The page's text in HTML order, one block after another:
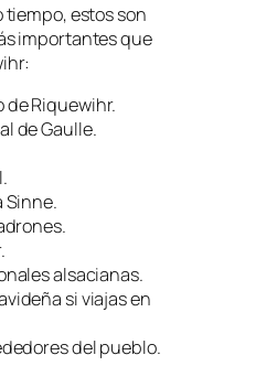
tiempo, estos son
importantes que
Riquewihr.
de Gaulle.
Sinne.
alsacianas.
si viajas en
del pueblo.